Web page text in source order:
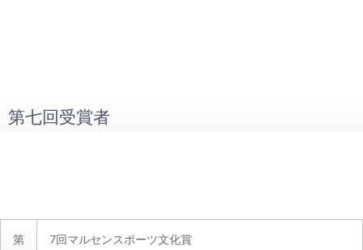
第七回受賞者
第 7回マルセンスポーツ文化賞